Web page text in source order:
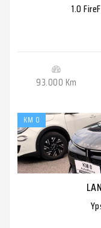
1.0
93.000 Km
KM 0